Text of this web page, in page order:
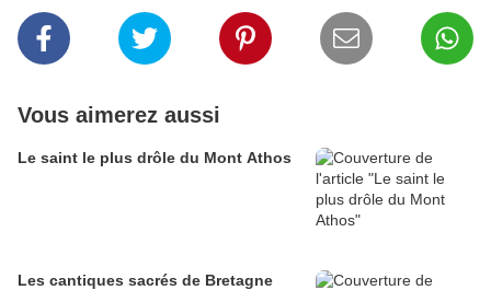
Vous aimerez aussi
Le saint le plus drôle du Mont Athos
Les cantiques sacrés de Bretagne